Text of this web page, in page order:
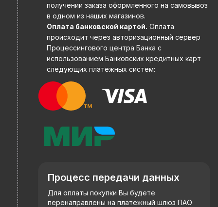
получении заказа оформленного на самовывоз
в одном из наших магазинов.
Оплата банковской картой. Оплата
происходит через авторизационный сервер
Процессингового центра Банка с
использованием Банковских кредитных карт
следующих платежных систем:
Процесс передачи данных
Для оплаты покупки Вы будете
перенаправлены на платежный шлюз ПАО